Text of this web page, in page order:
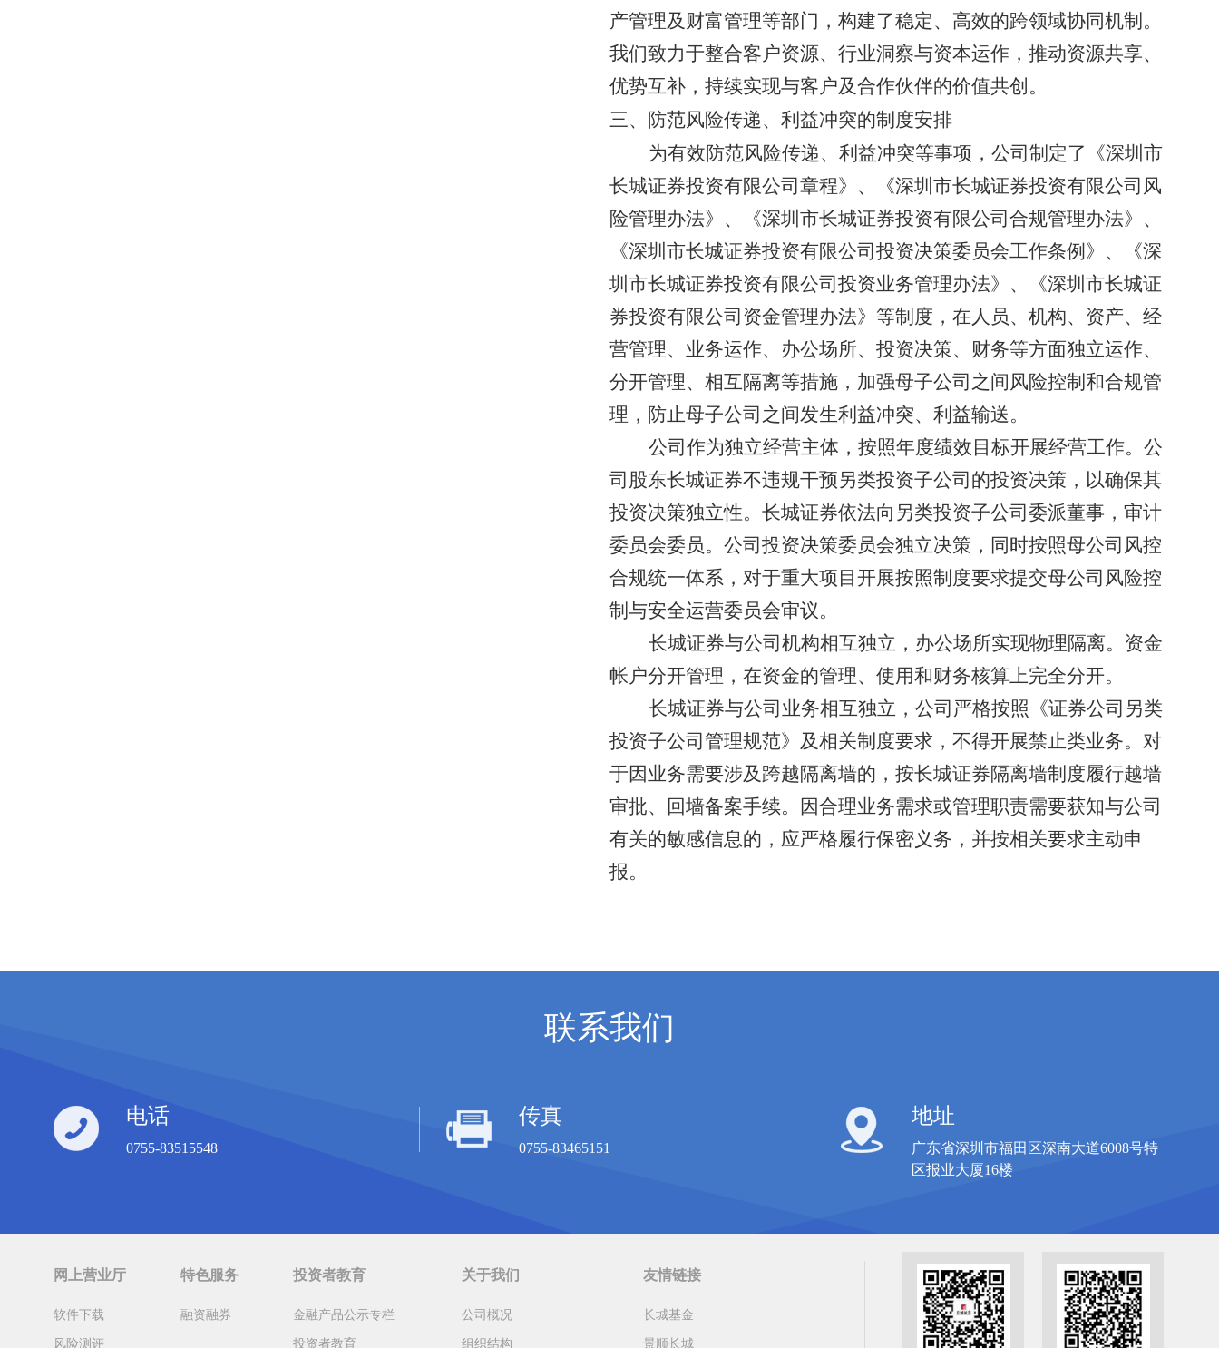
产管理及财富管理等部门，构建了稳定、高效的跨领域协同机制。
我们致力于整合客户资源、行业洞察与资本运作，推动资源共享、
优势互补，持续实现与客户及合作伙伴的价值共创。
三、防范风险传递、利益冲突的制度安排
为有效防范风险传递、利益冲突等事项，公司制定了《深圳市
长城证券投资有限公司章程》、《深圳市长城证券投资有限公司风
险管理办法》、《深圳市长城证券投资有限公司合规管理办法》、
《深圳市长城证券投资有限公司投资决策委员会工作条例》、《深
圳市长城证券投资有限公司投资业务管理办法》、《深圳市长城证
券投资有限公司资金管理办法》等制度，在人员、机构、资产、经
营管理、业务运作、办公场所、投资决策、财务等方面独立运作、
分开管理、相互隔离等措施，加强母子公司之间风险控制和合规管
理，防止母子公司之间发生利益冲突、利益输送。
公司作为独立经营主体，按照年度绩效目标开展经营工作。 公
司股东长城证券不违规干预另类投资子公司的投资决策，以确保其
投资决策独立性。长城证券依法向另类投资子公司委派董事， 审计
委员会委员。公司投资决策委员会独立决策，同时按照母公司风控
合规统一体系，对于重大项目开展按照制度要求提交母公司风险控
制与安全运营委员会审议。
长城证券与公司机构相互独立，办公场所实现物理隔离。资金
帐户分开管理，在资金的管理、使用和财务核算上完全分开。
长城证券与公司业务相互独立，公司严格按照 《证券公司另类
投资子公司管理规范》 及相关制度要求，不得开展禁止类业务。 对
于因业务需要涉及跨越隔离墙的，按长城证券隔离墙制度履行越墙
审批、回墙备案手续。因合理业务需求或管理职责需要获知与公司
有关的敏感信息的，应严格履行保密义务，并按相关要求主动申
报。
联系我们
电话
0755-83515548
传真
0755-83465151
地址
广东省深圳市福田区深南大道6008号特
区报业大厦16楼
网上营业厅
软件下载
风险测评
特色服务
融资融券
投资者教育
金融产品公示专栏
投资者教育
关于我们
公司概况
组织结构
友情链接
长城基金
景顺长城